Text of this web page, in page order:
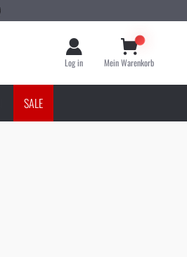
Log in Mein Warenkorb
SALE